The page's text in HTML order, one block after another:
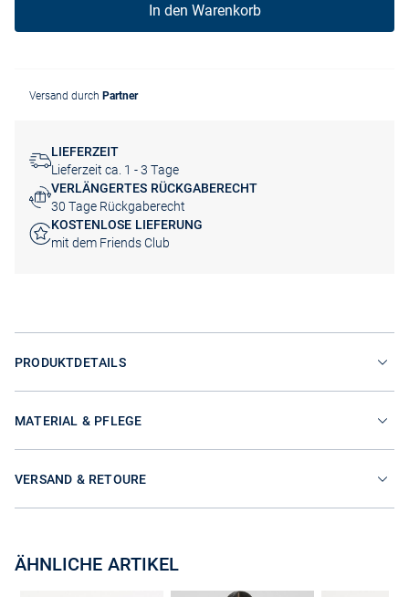
In den Warenkorb
Versand durch Partner
LIEFERZEIT
Lieferzeit ca. 1 - 3 Tage
VERLÄNGERTES RÜCKGABERECHT
30 Tage Rückgaberecht
KOSTENLOSE LIEFERUNG
mit dem Friends Club
PRODUKTDETAILS
MATERIAL & PFLEGE
VERSAND & RETOURE
ÄHNLICHE ARTIKEL